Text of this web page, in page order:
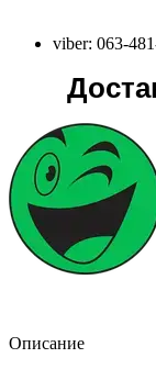
viber: 063-
Описание